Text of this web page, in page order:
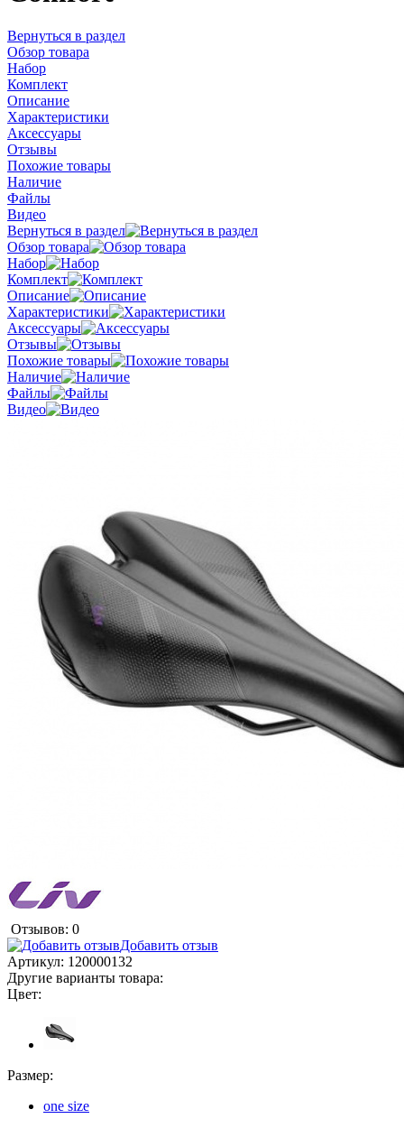
Вернуться в раздел
Обзор товара
Набор
Комплект
Описание
Характеристики
Аксессуары
Отзывы
Похожие товары
Наличие
Файлы
Видео
Вернуться в раздел
Обзор товара
Набор
Комплект
Описание
Характеристики
Аксессуары
Отзывы
Похожие товары
Наличие
Файлы
Видео
Отзывов: 0
Добавить отзыв
Артикул: 120000132
Другие варианты товара:
Цвет:
Размер:
one size